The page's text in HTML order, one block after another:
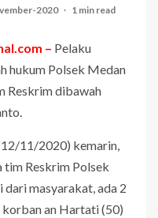
2020 1 min read
– Pelaku
hukum Polsek Medan
Reskrim dibawah
11/2020) kemarin,
tim Reskrim Polsek
masyarakat, ada 2
korban an Hartati (50)